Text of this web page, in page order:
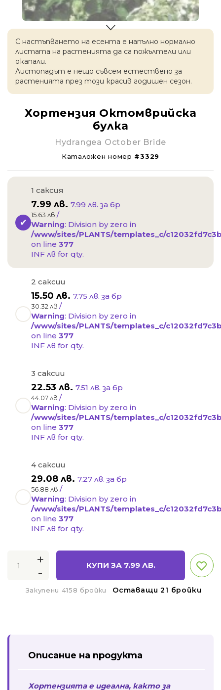
С настъпването на есентa е напълно нормално
листата на растенията да са пожълтели или
окапaли.
Листопадът е нещо съвсем естествено за
растенията през този красив годишен сезон.
Хортензия Октомврийска
булка
Hydrangea October Bride
Каталожен номер #3329
1 саксия
7.99 лв. 7.99 лв. за бр
15.63 лв /
Warning: Division by zero in
/www/sites/PLANTS/templates_c/
on line 377
INF лв for qty.
2 саксии
15.50 лв. 7.75 лв. за бр
30.32 лв /
Warning: Division by zero in
/www/sites/PLANTS/templates_c/
on line 377
INF лв for qty.
3 саксии
22.53 лв. 7.51 лв. за бр
44.07 лв /
Warning: Division by zero in
/www/sites/PLANTS/templates_c/
on line 377
INF лв for qty.
4 саксии
29.08 лв. 7.27 лв. за бр
56.88 лв /
Warning: Division by zero in
/www/sites/PLANTS/templates_c/
on line 377
INF лв for qty.
+
-
КУПИ ЗА 7.99ЛВ.
Закупени 4158 бройки Оставащи 21 бройки
Описание на продукта
Хортензията е идеална, както за